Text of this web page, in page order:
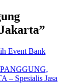
”
Event Bank
Spesialis Jasa